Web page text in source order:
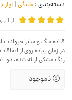
دسته‌بندی : خانگی |
از 1
قلاده سگ و سایر حیوانات
در زمان پیاده روی از
رنگ مشکی ارائه شده، دو لایه و دارای
ناموجود